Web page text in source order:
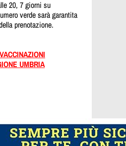
20, 7 giorni su
verde sarà garantita
prenotazione.
UMBRIA